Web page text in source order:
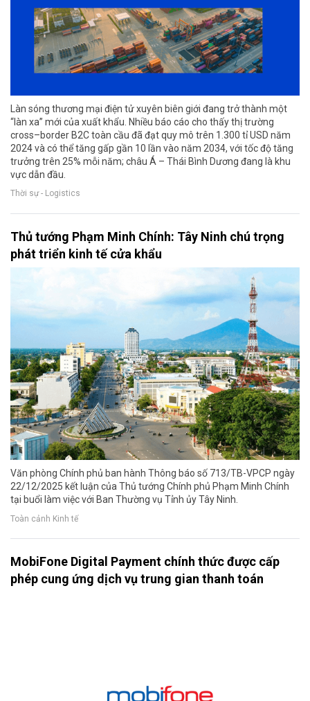
Làn sóng thương mại điện tử xuyên biên giới đang trở thành một
“làn xa” mới của xuất khẩu. Nhiều báo cáo cho thấy thị trường
cross–border B2C toàn cầu đã đạt quy mô trên 1.300 tỉ USD năm
2024 và có thể tăng gấp gần 10 lần vào năm 2034, với tốc độ tăng
trưởng trên 25% mỗi năm; châu Á – Thái Bình Dương đang là khu
vực dẫn đầu.
Thời sự - Logistics
Thủ tướng Phạm Minh Chính: Tây Ninh chú trọng
phát triển kinh tế cửa khẩu
Văn phòng Chính phủ ban hành Thông báo số 713/TB-VPCP ngày
22/12/2025 kết luận của Thủ tướng Chính phủ Phạm Minh Chính
tại buổi làm việc với Ban Thường vụ Tỉnh ủy Tây Ninh.
Toàn cảnh Kinh tế
MobiFone Digital Payment chính thức được cấp
phép cung ứng dịch vụ trung gian thanh toán